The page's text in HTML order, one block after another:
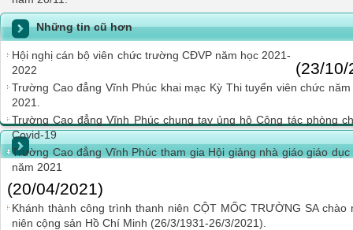
Những tin cũ hơn
Hội nghị cán bộ viên chức trường CĐVP năm học 2021-
2022
(23/10/
Trường Cao đẳng Vĩnh Phúc khai mạc Kỳ Thi tuyển viên chức năm
2021.
Trường Cao đẳng Vĩnh Phúc chung tay ủng hộ Công tác phòng
Covid-19
Trường Cao đẳng Vĩnh Phúc tham gia Hội giảng nhà giáo giáo
năm 2021
(20/04/2021)
Khánh thành công trình thanh niên CỘT MỐC TRƯỜNG SA
niên cộng sản Hồ Chí Minh (26/3/1931-26/3/2021).